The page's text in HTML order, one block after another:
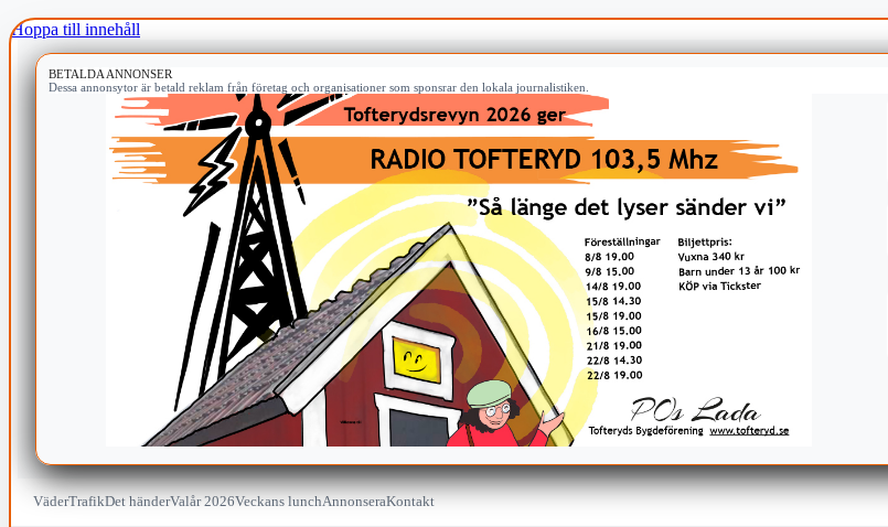
Hoppa till innehåll
BETALDA ANNONSER
Dessa annonsytor är betald reklam från företag och organisationer som sponsrar den lokala journalistiken.
VäderTrafikDet händerValår 2026Veckans lunchAnnonseraKontakt